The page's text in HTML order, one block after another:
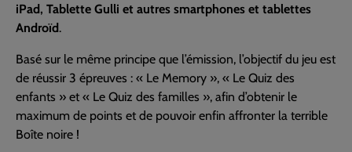
iPad, Tablette Gulli et autres smartphones et tablettes
Androïd.
Basé sur le même principe que l’émission, l’objectif du jeu est
de réussir 3 épreuves : « Le Memory », « Le Quiz des
enfants » et « Le Quiz des familles », afin d’obtenir le
maximum de points et de pouvoir enfin affronter la terrible
Boîte noire !